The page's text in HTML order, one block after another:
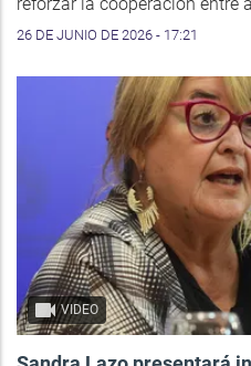
26 DE JUNIO DE 2026 - 17:21
VIDEO